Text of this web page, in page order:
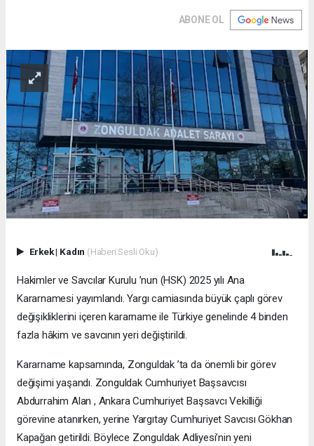
ABONE OL
Erkek| Kadın (Haberi Sesli Oku)
Hakimler ve Savcılar Kurulu ’nun (HSK) 2025 yılı Ana
Kararnamesi yayımlandı. Yargı camiasında büyük çaplı görev
değişikliklerini içeren kararname ile Türkiye genelinde 4 binden
fazla hâkim ve savcının yeri değiştirildi.
Kararname kapsamında, Zonguldak ’ta da önemli bir görev
değişimi yaşandı. Zonguldak Cumhuriyet Başsavcısı
Abdurrahim Alan , Ankara Cumhuriyet Başsavcı Vekilliği
görevine atanırken, yerine Yargıtay Cumhuriyet Savcısı Gökhan
Kapağan getirildi. Böylece Zonguldak Adliyesi’nin yeni